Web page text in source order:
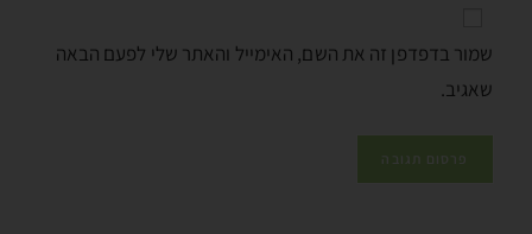
שמור בדפדפן זה את השם, האימייל והאתר שלי לפעם הבאה
שאגיב.